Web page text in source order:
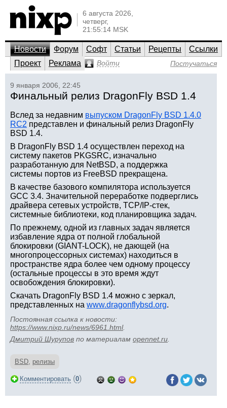
6 августа 2026,
четверг,
21:55:14 MSK
Новости Форум Софт Статьи Рецепты
Ссылки
Проект
Реклама Войти Постучаться
9 января 2006, 22:45
Финальный релиз DragonFly BSD 1.4
Вслед за недавним выпуском DragonFly BSD 1.4.0
RC2 представлен и финальный релиз DragonFly
BSD 1.4.
В DragonFly BSD 1.4 осуществлен переход на
систему пакетов PKGSRC, изначально
разработанную для NetBSD, а поддержка
системы портов из FreeBSD прекращена.
В качестве базового компилятора используется
GCC 3.4. Значительной переработке подверглись
драйвера сетевых устройств, TCP/IP-стек,
системные библиотеки, код планировщика задач.
По прежнему, одной из главных задач является
избавление ядра от полной глобальной
блокировки (GIANT-LOCK), не дающей (на
многопроцессорных системах) находиться в
пространстве ядра более чем одному процессу
(остальные процессы в это время ждут
освобождения блокировки).
Скачать DragonFly BSD 1.4 можно с зеркал,
представленных на www.dragonflybsd.org.
Постоянная ссылка к новости:
https://www.nixp.ru/news/6961.html.
Дмитрий Шурупов по материалам opennet.ru
BSD, релизы
Комментировать (0)